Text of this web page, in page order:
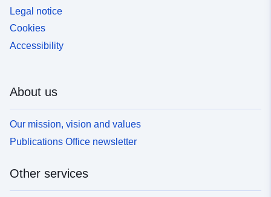
Legal notice
Cookies
Accessibility
About us
Our mission, vision and values
Publications Office newsletter
Other services